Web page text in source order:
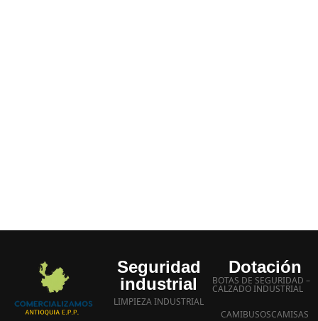
Seguridad
industrial
LIMPIEZA INDUSTRIAL
Dotación
BOTAS DE SEGURIDAD –
CALZADO INDUSTRIAL
CAMIBUSOSCAMISAS